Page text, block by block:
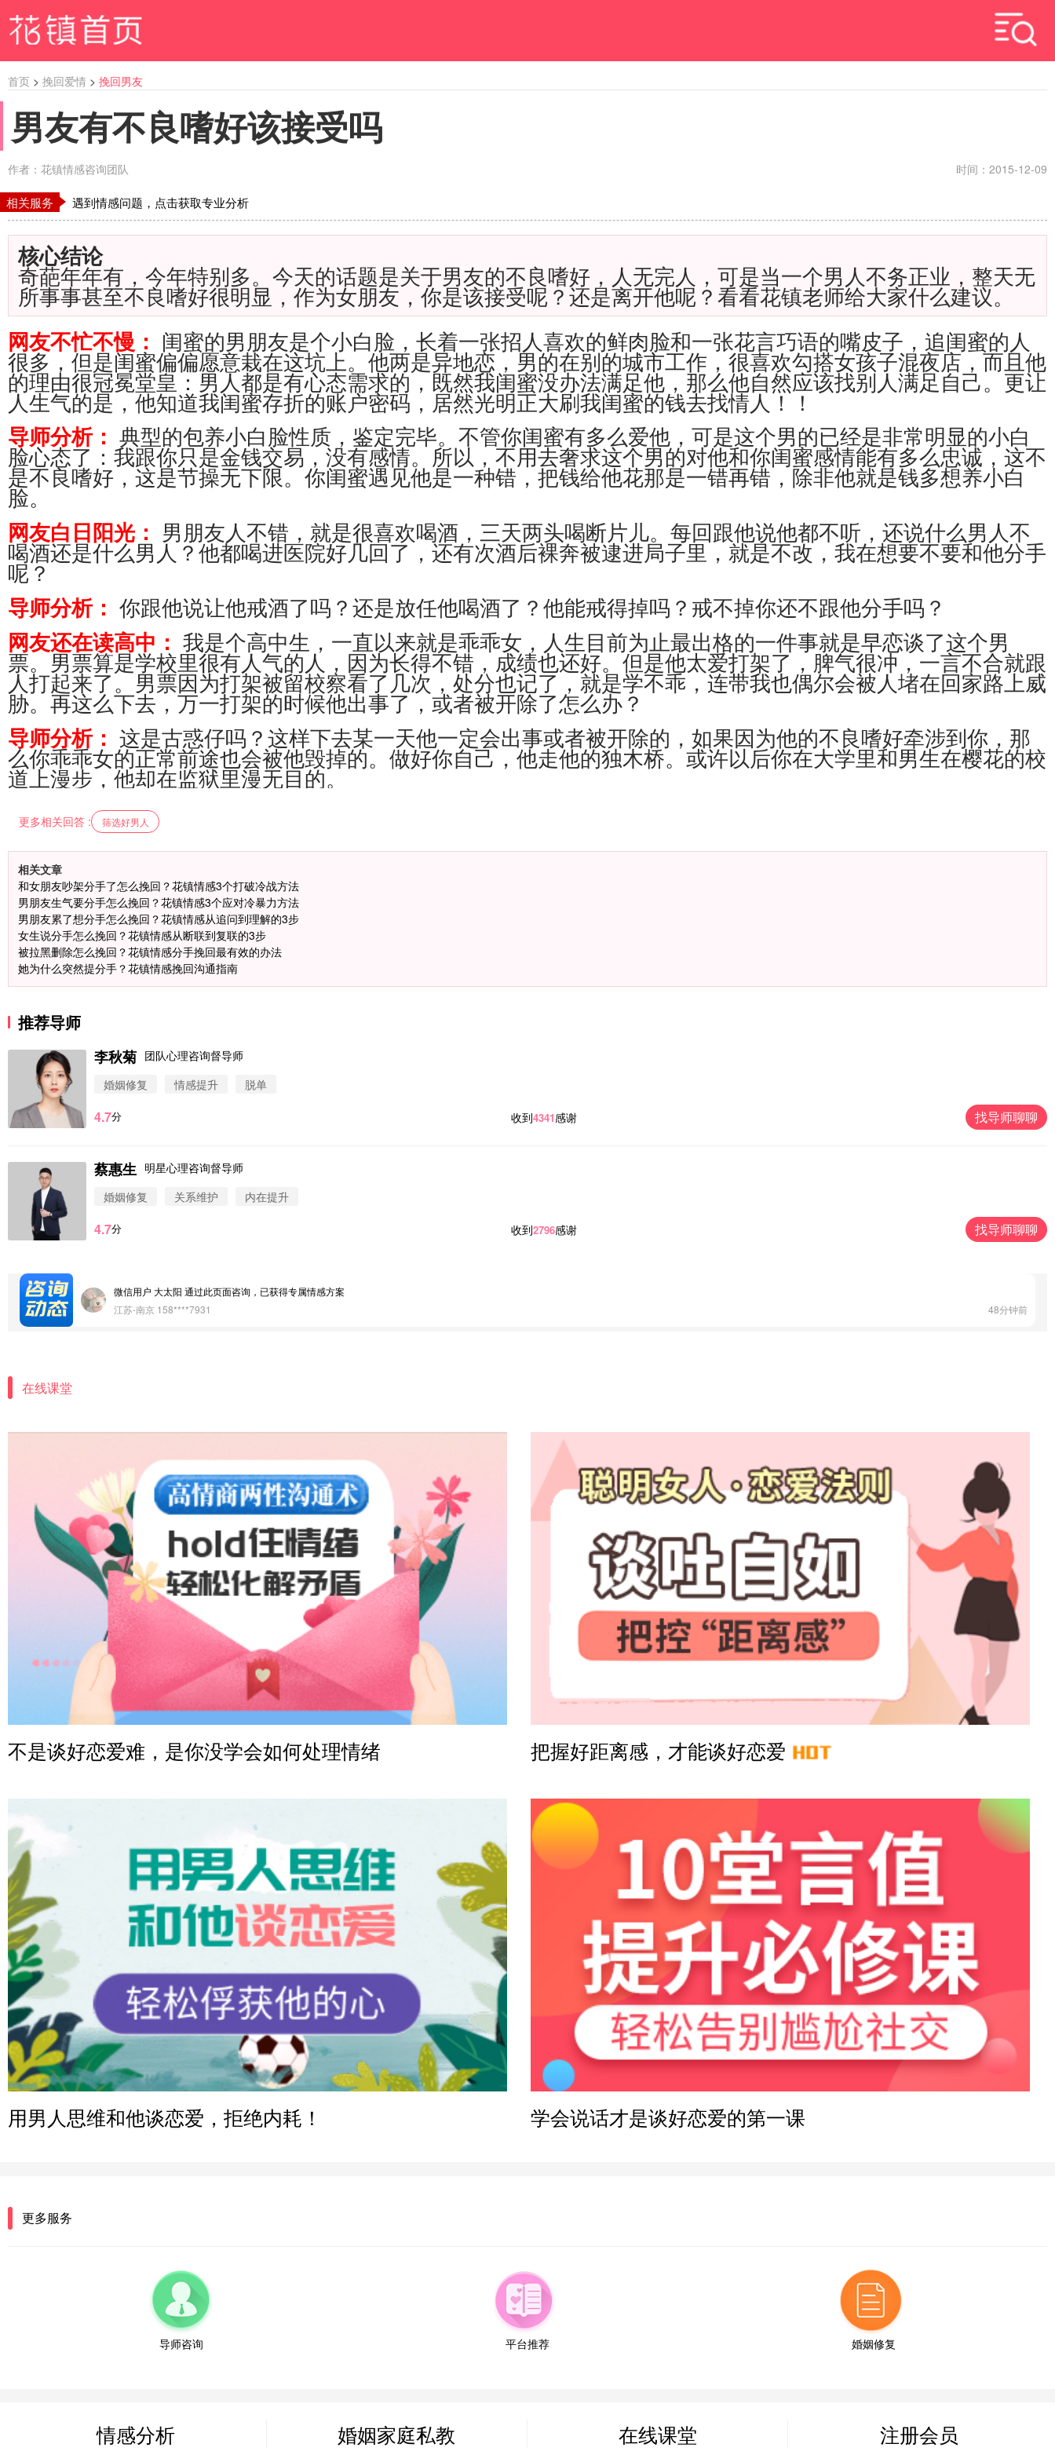
首页 > 挽回爱情 > 挽回男友
男友有不良嗜好该接受吗
作者：花镇情感咨询团队 时间：2015-12-09
相关服务 遇到情感问题，点击获取专业分析
核心结论
奇葩年年有，今年特别多。今天的话题是关于男友的不良嗜好，人无完人，可是当一个男人不务正业，整天无
所事事甚至不良嗜好很明显，作为女朋友，你是该接受呢？还是离开他呢？看看花镇老师给大家什么建议。
网友不忙不慢： 闺蜜的男朋友是个小白脸，长着一张招人喜欢的鲜肉脸和一张花言巧语的嘴皮子，追闺蜜的人
很多，但是闺蜜偏偏愿意栽在这坑上。他两是异地恋，男的在别的城市工作，很喜欢勾搭女孩子混夜店，而且他
的理由很冠冕堂皇：男人都是有心态需求的，既然我闺蜜没办法满足他，那么他自然应该找别人满足自己。更让
人生气的是，他知道我闺蜜存折的账户密码，居然光明正大刷我闺蜜的钱去找情人！！
导师分析： 典型的包养小白脸性质，鉴定完毕。不管你闺蜜有多么爱他，可是这个男的已经是非常明显的小白
脸心态了：我跟你只是金钱交易，没有感情。所以，不用去奢求这个男的对他和你闺蜜感情能有多么忠诚，这不
是不良嗜好，这是节操无下限。你闺蜜遇见他是一种错，把钱给他花那是一错再错，除非他就是钱多想养小白
脸。
网友白日阳光： 男朋友人不错，就是很喜欢喝酒，三天两头喝断片儿。每回跟他说他都不听，还说什么男人不
喝酒还是什么男人？他都喝进医院好几回了，还有次酒后裸奔被逮进局子里，就是不改，我在想要不要和他分手
呢？
导师分析： 你跟他说让他戒酒了吗？还是放任他喝酒了？他能戒得掉吗？戒不掉你还不跟他分手吗？
网友还在读高中： 我是个高中生，一直以来就是乖乖女，人生目前为止最出格的一件事就是早恋谈了这个男
票。男票算是学校里很有人气的人，因为长得不错，成绩也还好。但是他太爱打架了，脾气很冲，一言不合就跟
人打起来了。男票因为打架被留校察看了几次，处分也记了，就是学不乖，连带我也偶尔会被人堵在回家路上威
胁。再这么下去，万一打架的时候他出事了，或者被开除了怎么办？
导师分析： 这是古惑仔吗？这样下去某一天他一定会出事或者被开除的，如果因为他的不良嗜好牵涉到你，那
么你乖乖女的正常前途也会被他毁掉的。做好你自己，他走他的独木桥。或许以后你在大学里和男生在樱花的校
道上漫步，他却在监狱里漫无目的。
更多相关回答 : 筛选好男人
相关文章
和女朋友吵架分手了怎么挽回？花镇情感3个打破冷战方法
男朋友生气要分手怎么挽回？花镇情感3个应对冷暴力方法
男朋友累了想分手怎么挽回？花镇情感从追问到理解的3步
女生说分手怎么挽回？花镇情感从断联到复联的3步
被拉黑删除怎么挽回？花镇情感分手挽回最有效的办法
她为什么突然提分手？花镇情感挽回沟通指南
推荐导师
李秋菊 团队心理咨询督导师
婚姻修复
情感提升 脱单
4.7分 收到4341感谢 找导师聊聊
蔡惠生 明星心理咨询督导师
婚姻修复
关系维护 内在提升
4.7分 收到2796感谢 找导师聊聊
浙江-杭州 183****4847
微信用户 Vnno 通过此页面咨询，已获得专属情感方案
微信用户 大太阳 通过此页面咨询，已获得专属情感方案
江苏-南京 158****7931
48分钟前
上海-浦东 177****9074
56分钟前
微信用户 Liberty 通过此页面咨询，已获得专属情感方案
广东-广州 188****5632
12分钟前
微信用户 司马锘 通过此页面咨询，已获得专属情感方案
湖北-武汉 135****7410
41分钟前
微信用户 困困魚? 通过此页面咨询，已获得专属情感方案
陕西-西安 139****6283
3分钟前
微信用户 喜欢下雨天^ 通过此页面咨询，已获得专属情感方案
浙江-宁波 150****8921
28分钟前
微信用户 逆光下的微笑 通过此页面咨询，已获得专属情感方案
微信用户 凌乱小羊 通过此页面咨询，已获得专属情感方案
7分钟前
微信用户 小任性 通过此页面咨询，已获得专属情感方案
微信用户 H-孙志远-上海 通过此页面咨询，已获得专属情感方案
上海-黄浦 135****7601
微信用户 墨笙 通过此页面咨询，已获得专属情感方案
江苏-苏州 188****5187
微信用户 谢思明 通过此页面咨询，已获得专属情感方案
广东-佛山 139****6034
微信用户 静默 通过此页面咨询，已获得专属情感方案
四川-重庆 157****9228
江苏-无锡 137****1123
微信用户 sun 通过此页面咨询，已获得专属情感方案
安徽-合肥 159***2234
山东-济南 152****4456
在线课堂
不是谈好恋爱难，是你没学会如何处理情绪 把握好距离感，才能谈好恋爱
用男人思维和他谈恋爱，拒绝内耗！ 学会说话才是谈好恋爱的第一课
更多服务
导师咨询 平台推荐 婚姻修复
情感分析 婚姻家庭私教 在线课堂 注册会员